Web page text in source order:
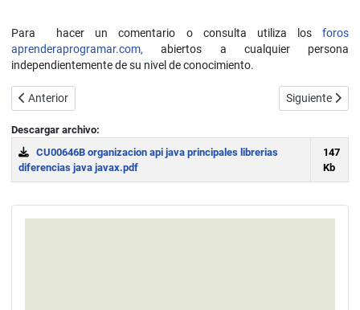
Para hacer un comentario o consulta utiliza losforos
aprenderaprogramar.com, abiertos a cualquier persona
independientemente de su nivel de conocimiento.
Artículo anterior: Qué es y para qué sirve el API de Java. Librerías
Anterior Artículo
Siguiente
Descargar archivo:
CU00646B organizacion api java principales librerias
diferencias java javax.pdf
147
Kb